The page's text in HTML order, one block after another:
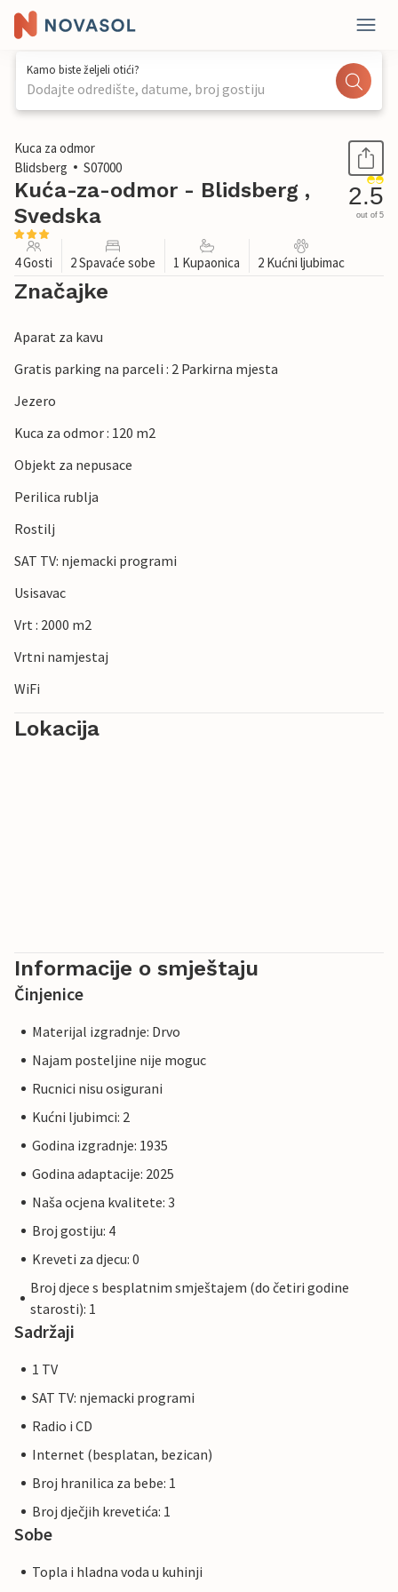
Kamo biste željeli otići?
Dodajte odredište, datume, broj gostiju
1 / 13
Kuca za odmor
Blidsberg
S07000
Kuća-za-odmor - Blidsberg ,
Svedska
2.5
out of 5
4 Gosti 2 Spavaće sobe 1 Kupaonica 2 Kućni ljubimac
Značajke
Aparat za kavu
Gratis parking na parceli : 2 Parkirna mjesta
Jezero
Kuca za odmor : 120 m2
Objekt za nepusace
Perilica rublja
Rostilj
SAT TV: njemacki programi
Usisavac
Vrt : 2000 m2
Vrtni namjestaj
WiFi
Lokacija
Informacije o smještaju
Činjenice
Materijal izgradnje: Drvo
Najam posteljine nije moguc
Rucnici nisu osigurani
Kućni ljubimci: 2
Godina izgradnje: 1935
Godina adaptacije: 2025
Naša ocjena kvalitete: 3
Broj gostiju: 4
Kreveti za djecu: 0
Broj djece s besplatnim smještajem (do četiri godine
starosti): 1
Sadržaji
1 TV
SAT TV: njemacki programi
Radio i CD
Internet (besplatan, bezican)
Broj hranilica za bebe: 1
Broj dječjih krevetića: 1
Sobe
Topla i hladna voda u kuhinji